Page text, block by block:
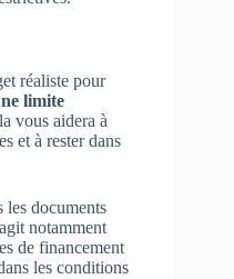
réaliste pour
limite
vous aidera à
et à rester dans
les documents
notamment
de financement
les conditions